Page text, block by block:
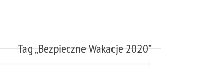
Tag „Bezpieczne Wakacje 2020”